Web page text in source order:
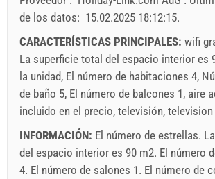
Obligatorio:La registracion (01.07. -
para_person), La registracion (01.01 -
31.12.): 5 EUR (once - para_person)
Opcional: Las mascotas: 10 EUR
de los datos: 15.02.2025 18:12:15.
CARACTERÍSTICAS PRINCIPALES: wifi
La superficie total del espacio interior es
la unidad, El número de habitaciones 4,
de baño 5, El número de balcones 1, aire
incluido en el precio, televisión,
INFORMACIÓN: El número de estrellas.
del espacio interior es 90 m2. El número
4. El número de salones 1. El número de